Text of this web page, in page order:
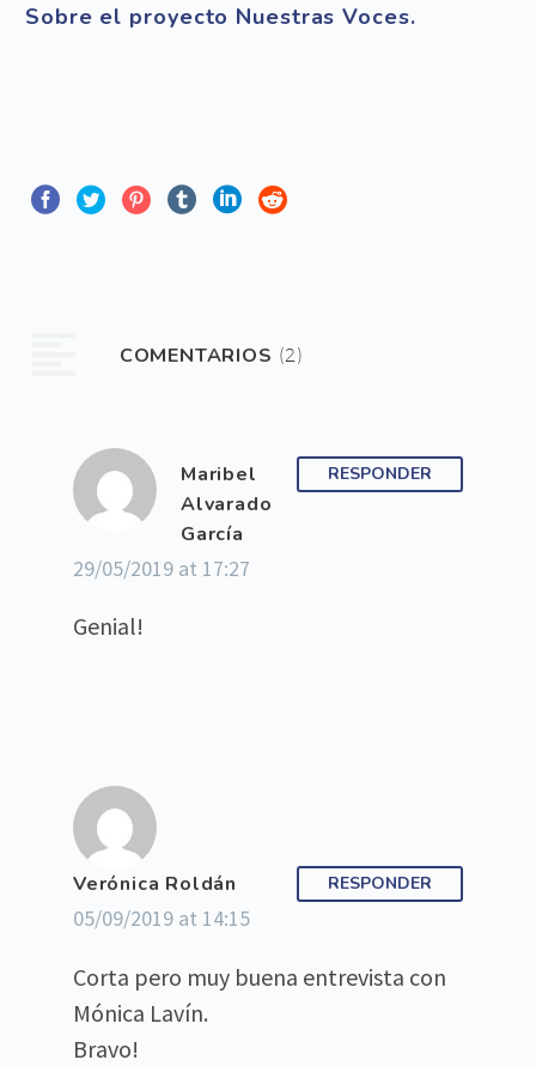
Sobre el proyecto Nuestras Voces.
COMENTARIOS (2)
Maribel
Alvarado
García
29/05/2019 at 17:27
RESPONDER
Genial!
Verónica Roldán
05/09/2019 at 14:15
RESPONDER
Corta pero muy buena entrevista con
Mónica Lavín.
Bravo!